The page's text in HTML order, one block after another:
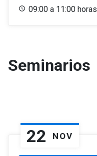
09:00 a 11:00 horas
Seminarios
22 NOV